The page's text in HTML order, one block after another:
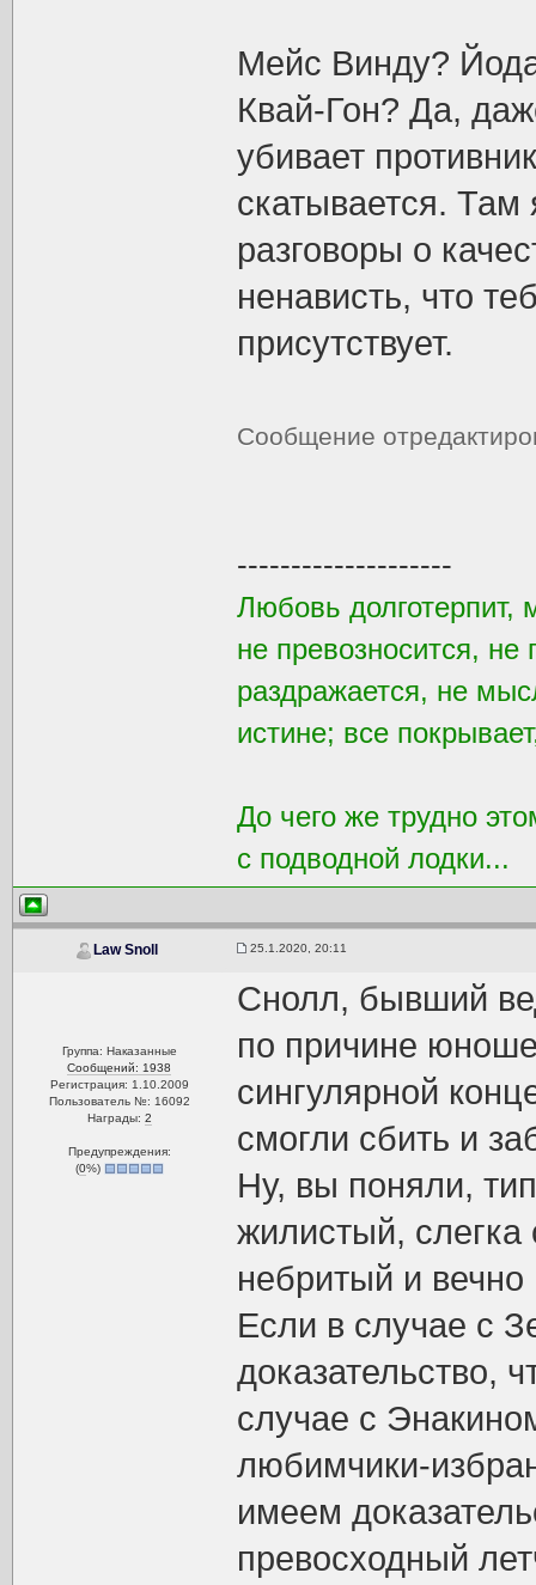
Мейс Винду?
Квай-Гон? Да,
убивает
скатывается. Там
разговоры о
ненависть, что
присутствует.
Сообщение
--------------------
Любовь долготерпит,
не превозносится, не
раздражается, не
истине; все
До чего же трудно
с подводной лодки...
Law Snoll 25.1.2020, 20:11
Группа: Наказанные
Сообщений: 1938
Регистрация: 1.10.2009
Пользователь №: 16092
Награды: 2
Предупреждения:
(0%)
Снолл, бывший
по причине
сингулярной
смогли сбить и
Ну, вы поняли,
жилистый, слегка
небритый и
Если в случае с
доказательство,
случае с
любимчики-
имеем
превосходный